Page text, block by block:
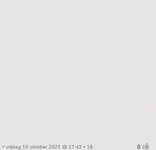
• vrijdag 10 oktober 2025 @ 17:42 • 16